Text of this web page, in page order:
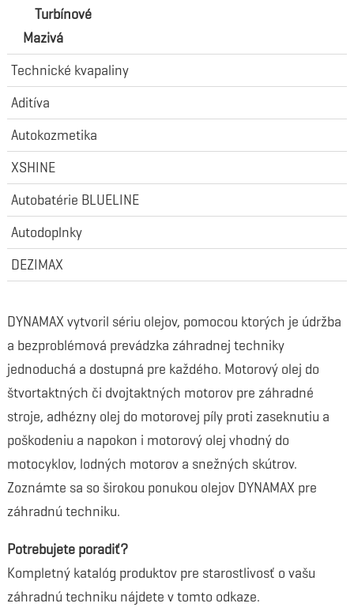
DYNAMAX vytvoril sériu olejov, pomocou ktorých je údržba
a bezproblémová prevádzka záhradnej techniky
jednoduchá a dostupná pre každého. Motorový olej do
štvortaktných či dvojtaktných motorov pre záhradné
stroje, adhézny olej do motorovej píly proti zaseknutiu a
poškodeniu a napokon i motorový olej vhodný do
motocyklov, lodných motorov a snežných skútrov.
Zoznámte sa so širokou ponukou olejov DYNAMAX pre
záhradnú techniku.
Potrebujete poradiť?
Kompletný katalóg produktov pre starostlivosť o vašu
záhradnú techniku nájdete v tomto odkaze.
Turbínové
Mazivá
Technické kvapaliny
Aditíva
Autokozmetika
XSHINE
Autobatérie BLUELINE
Autodoplnky
DEZIMAX